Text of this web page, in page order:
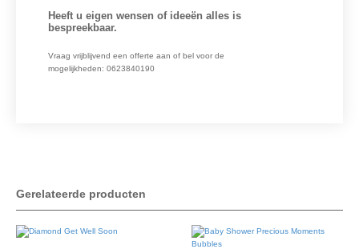
Heeft u eigen wensen of ideeën alles is
bespreekbaar.
Vraag vrijblijvend een offerte aan of bel voor de
mogelijkheden: 0623840190
Gerelateerde producten